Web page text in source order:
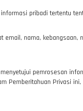
pribadi tertentu
nama,
pemrosesan
Pemberitahuan Privasi ini,